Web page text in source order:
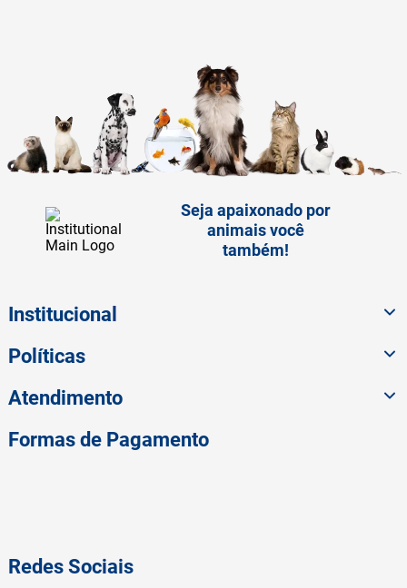
Seja apaixonado por
animais você
também!
Institucional
Políticas
Atendimento
Redes Sociais
Formas de Pagamento